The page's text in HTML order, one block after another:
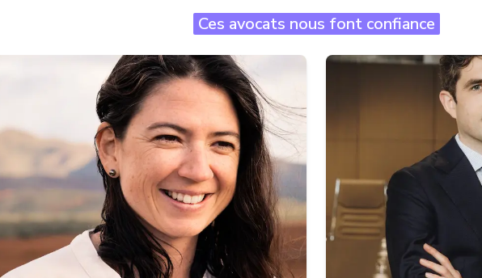
Ces avocats nous font confiance